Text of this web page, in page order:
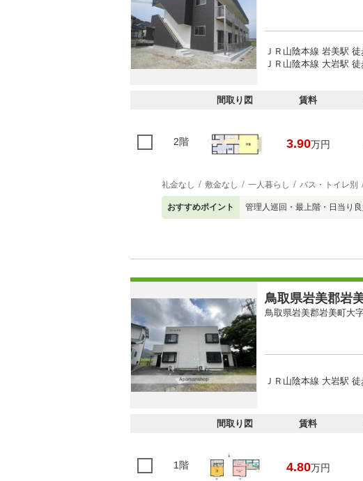
ＪＲ山陰本線 岩美駅 徒
ＪＲ山陰本線 大岩駅
間取り図 賃料
2階 3.90万円
礼金なし 敷金なし 一人暮らし バス・トイレ別
おすすめポイント 管理人巡回・最上階・日当り
鳥取県岩美郡岩
鳥取県岩美郡岩美町大
ＪＲ山陰本線 大岩駅 徒
間取り図 賃料
1階 4.80万円